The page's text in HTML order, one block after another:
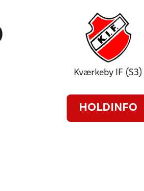
Kværkeby IF (S3)
HOLDINFO